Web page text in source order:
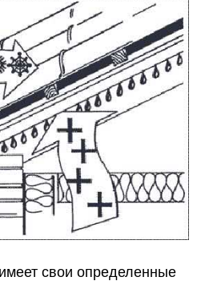
свои определенные